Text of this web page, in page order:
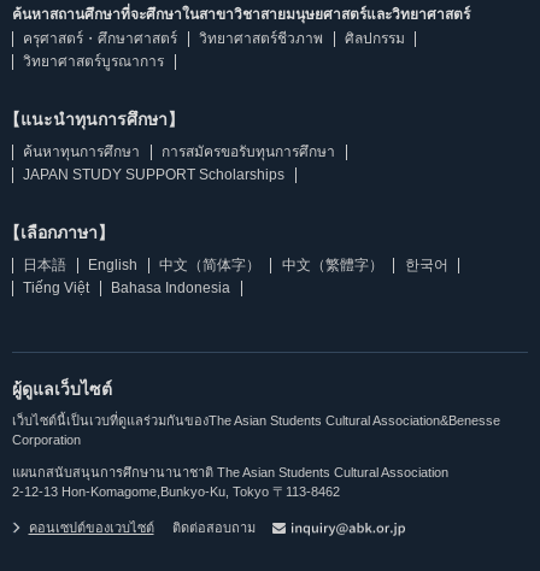
ค้นหาสถานศึกษาที่จะศึกษาในสาขาวิชาสายมนุษยศาสตร์และวิทยาศาสตร์
ครุศาสตร์・ศึกษาศาสตร์
วิทยาศาสตร์ชีวภาพ
ศิลปกรรม
วิทยาศาสตร์บูรณาการ
【แนะนำทุนการศึกษา】
ค้นหาทุนการศึกษา
การสมัครขอรับทุนการศึกษา
JAPAN STUDY SUPPORT Scholarships
【เลือกภาษา】
日本語 English 中文（简体字） 中文（繁體字）
한국어
Tiếng Việt
Bahasa Indonesia
ผู้ดูแลเว็บไซต์
เว็บไซต์นี้เป็นเวบที่ดูแลร่วมกันของThe Asian Students Cultural Association&Benesse
Corporation
แผนกสนับสนุนการศึกษานานาชาติ The Asian Students Cultural Association
2-12-13 Hon-Komagome,Bunkyo-Ku, Tokyo 〒113-8462
คอนเซปต์ของเวบไซต์ ติดต่อสอบถาม